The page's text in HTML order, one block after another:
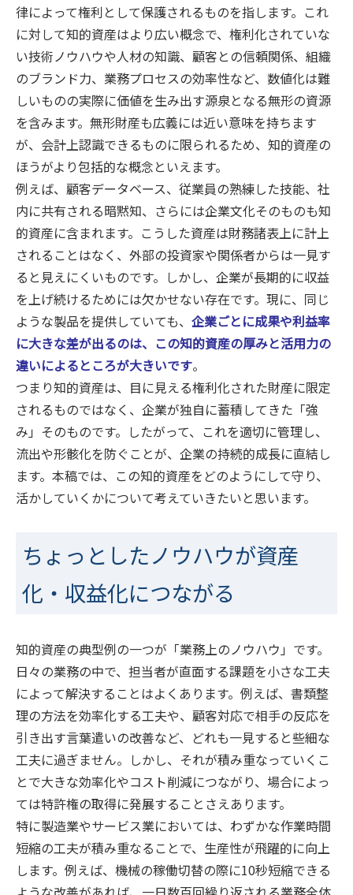
律によって権利として保護されるものを指します。これ
に対して知的資産はより広い概念で、権利化されていな
い技術ノウハウや人材の知識、顧客との信頼関係、組織
のブランド力、業務プロセスの効率性など、数値化は難
しいものの実際に価値を生み出す源泉となる無形の資源
を含みます。無形財産も広義には近い意味を持ちます
が、会計上認識できるものに限られるため、知的資産の
ほうがより包括的な概念といえます。
例えば、顧客データベース、従業員の熟練した技能、社
内に共有される暗黙知、さらには企業文化そのものも知
的資産に含まれます。こうした資産は財務諸表上に計上
されることはなく、外部の投資家や関係者からは一見す
ると見えにくいものです。しかし、企業が長期的に収益
を上げ続けるためには欠かせない存在です。現に、同じ
ような製品を提供していても、 企業ごとに成果や利益率
に大きな差が出るのは、この知的資産の厚みと活用力の
違いによるところが大きいです。
つまり知的資産は、目に見える権利化された財産に限定
されるものではなく、企業が独自に蓄積してきた「強
み」そのものです。したがって、これを適切に管理し、
流出や形骸化を防ぐことが、企業の持続的成長に直結し
ます。本稿では、この知的資産をどのようにして守り、
活かしていくかについて考えていきたいと思います。
ちょっとしたノウハウが資産
化・収益化につながる
知的資産の典型例の一つが「業務上のノウハウ」です。
日々の業務の中で、担当者が直面する課題を小さな工夫
によって解決することはよくあります。例えば、書類整
理の方法を効率化する工夫や、顧客対応で相手の反応を
引き出す言葉遣いの改善など、どれも一見すると些細な
工夫に過ぎません。しかし、それが積み重なっていくこ
とで大きな効率化やコスト削減につながり、場合によっ
ては特許権の取得に発展することさえあります。
特に製造業やサービス業においては、わずかな作業時間
短縮の工夫が積み重なることで、生産性が飛躍的に向上
します。例えば、機械の稼働切替の際に10秒短縮できる